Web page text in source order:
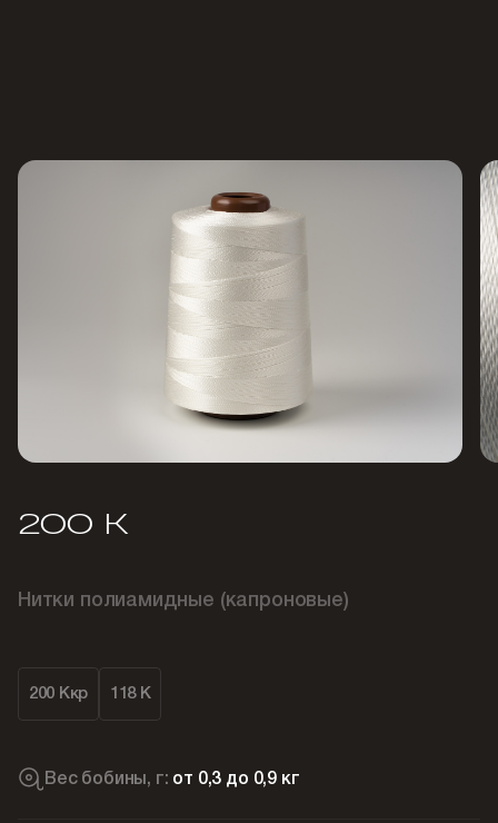
200 К
Нитки полиамидные (капроновые)
200 Ккр 118 К
Вес бобины, г: от 0,3 до 0,9 кг